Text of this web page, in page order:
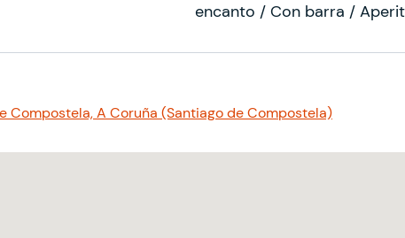
encanto / Con barra /
Compostela, A Coruña (Santiago de Compostela)